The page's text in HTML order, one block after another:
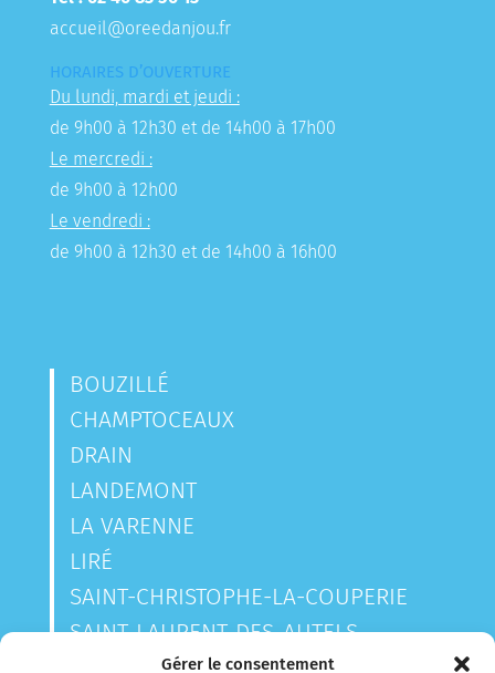
Gérer le consentement
accueil@oreedanjou.fr
HORAIRES D’OUVERTURE
Du lundi, mardi et jeudi :
de 9h00 à 12h30 et de 14h00 à 17h00
Le mercredi :
de 9h00 à 12h00
Le vendredi :
de 9h00 à 12h30 et de 14h00 à 16h00
BOUZILLÉ
CHAMPTOCEAUX
DRAIN
LANDEMONT
LA VARENNE
LIRÉ
SAINT-CHRISTOPHE-LA-COUPERIE
SAINT-LAURENT-DES-AUTELS
SAINT-SAUVEUR-DE-LANDEMONT